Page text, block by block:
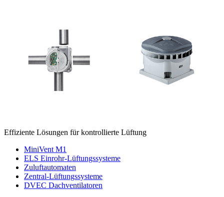
Effiziente Lösungen für kontrollierte Lüftung
MiniVent M1
ELS Einrohr-Lüftungssysteme
Zuluftautomaten
Zentral-Lüftungssysteme
DVEC Dachventilatoren